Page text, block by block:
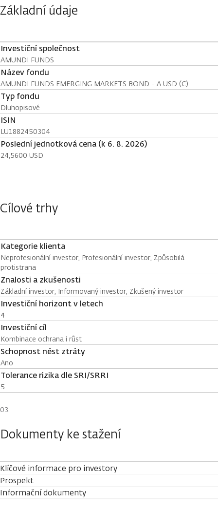
Základní údaje
Investiční společnost
AMUNDI FUNDS
Název fondu
AMUNDI FUNDS EMERGING MARKETS BOND - A USD (C)
Typ fondu
Dluhopisové
ISIN
LU1882450304
Poslední jednotková cena (k 6. 8. 2026)
24,5600 USD
Cílové trhy
Kategorie klienta
Neprofesionální investor, Profesionální investor, Způsobilá
protistrana
Znalosti a zkušenosti
Základní investor, Informovaný investor, Zkušený investor
Investiční horizont v letech
4
Investiční cíl
Kombinace ochrana i růst
Schopnost nést ztráty
Ano
Tolerance rizika dle SRI/SRRI
5
Dokumenty ke stažení
Klíčové informace pro investory
Prospekt
Informační dokumenty